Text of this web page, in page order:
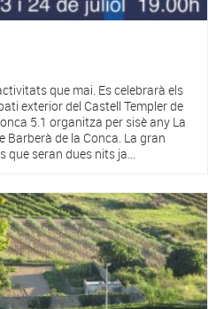
que mai. Es celebrarà els
exterior del Castell Templer de
5.1 organitza per sisè any La
Barberà de la Conca. La gran
que seran dues nits ja...